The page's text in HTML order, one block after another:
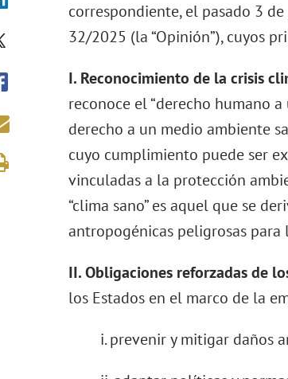
correspondiente, el pasado 3
32/2025 (la “Opinión”), cuyos
I. Reconocimiento de la crisis
reconoce el “derecho humano
derecho a un medio ambiente
cuyo cumplimiento puede ser
vinculadas a la protección
“clima sano” es aquel que se
antropogénicas peligrosas para
II. Obligaciones reforzadas de
los Estados en el marco de la
i. prevenir y mitigar daños